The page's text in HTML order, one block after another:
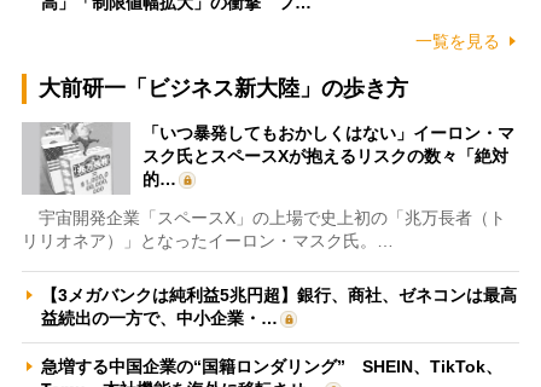
一覧を見る
大前研一「ビジネス新大陸」の歩き方
「いつ暴発してもおかしくはない」イーロン・マ
スク氏とスペースXが抱えるリスクの数々「絶対
的…
宇宙開発企業「スペースX」の上場で史上初の「兆万長者（ト
リリオネア）」となったイーロン・マスク氏。…
【3メガバンクは純利益5兆円超】銀行、商社、ゼネコンは最高
益続出の一方で、中小企業・…
急増する中国企業の“国籍ロンダリング” SHEIN、TikTok、